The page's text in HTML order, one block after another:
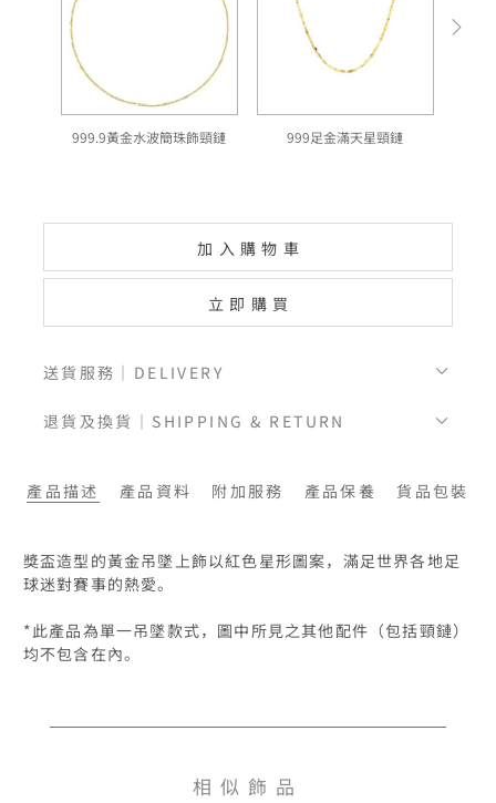
999.9黃金水波簡珠飾頸鏈 999足金滿天星頸鏈
加入購物車
立即購買
送貨服務｜DELIVERY
退貨及換貨｜SHIPPING & RETURN
產品描述 產品資料 附加服務 產品保養 貨品包裝
獎盃造型的黃金吊墜上飾以紅色星形圖案，滿足世界各地足
球迷對賽事的熱愛。
*此產品為單一吊墜款式，圖中所見之其他配件（包括頸鏈）
均不包含在內。
相似飾品